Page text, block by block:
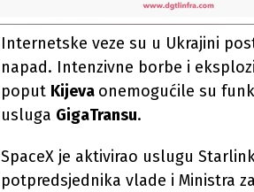
Internetske veze su u Ukrajini
napad. Intenzivne borbe i
poput Kijeva onemogućile su
usluga GigaTransu.
SpaceX je aktivirao uslugu
potpredsjednika vlade i Ministra